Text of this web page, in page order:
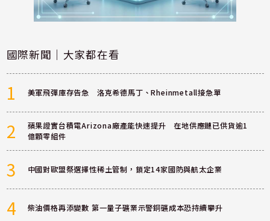
國際新聞｜大家都在看
1 美軍飛彈庫存告急 洛克希德馬丁、Rheinmetall接急單
2
蘋果證實台積電Arizona廠產能快速提升 在地供應鏈已供貨逾1
億顆零組件
3 中國對歐盟祭選擇性稀土管制，鎖定14家國防與航太企業
4 柴油價格再添變數 第一量子礦業示警銅礦成本恐持續攀升